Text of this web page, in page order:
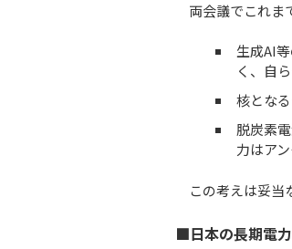
両会議でこれま
生成AI
く、自
核とな
脱炭素
力はア
この考えは妥当
■日本の長期電